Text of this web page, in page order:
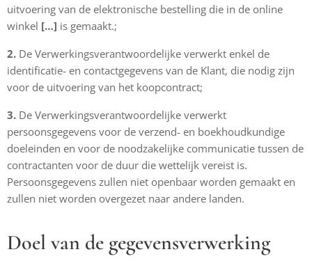
uitvoering van de elektronische bestelling die in de online
winkel […] is gemaakt.;
2. De Verwerkingsverantwoordelijke verwerkt enkel de
identificatie- en contactgegevens van de Klant, die nodig zijn
voor de uitvoering van het koopcontract;
3. De Verwerkingsverantwoordelijke verwerkt
persoonsgegevens voor de verzend- en boekhoudkundige
doeleinden en voor de noodzakelijke communicatie tussen de
contractanten voor de duur die wettelijk vereist is.
Persoonsgegevens zullen niet openbaar worden gemaakt en
zullen niet worden overgezet naar andere landen.
Doel van de gegevensverwerking